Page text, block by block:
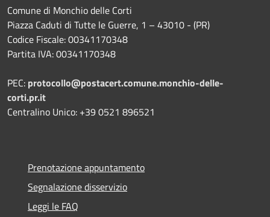
Comune di Monchio delle Corti
Piazza Caduti di Tutte le Guerre, 1 – 43010 - (PR)
Codice Fiscale: 00341170348
Partita IVA: 00341170348
PEC: protocollo@postacert.comune.monchio-delle-
corti.pr.it
Centralino Unico: +39 0521 896521
Prenotazione appuntamento
Segnalazione disservizio
Leggi le FAQ